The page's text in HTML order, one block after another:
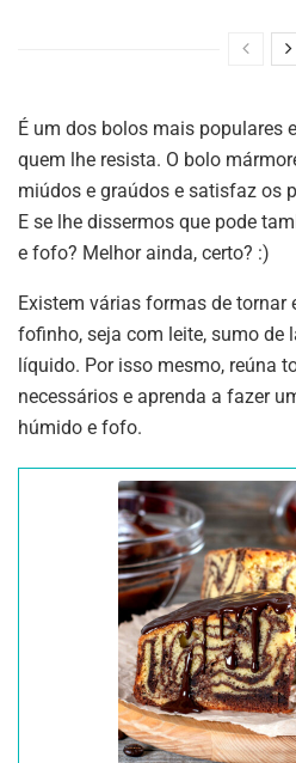
É um dos bolos mais populares
quem lhe resista. O bolo
miúdos e graúdos e satisfaz os
E se lhe dissermos que pode
e fofo? Melhor ainda, certo? :)
Existem várias formas de tornar
fofinho, seja com leite, sumo de
líquido. Por isso mesmo, reúna
necessários e aprenda a fazer
húmido e fofo.